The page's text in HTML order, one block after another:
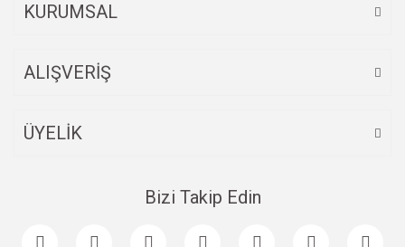
KURUMSAL
ALIŞVERİŞ
ÜYELİK
Bizi Takip Edin